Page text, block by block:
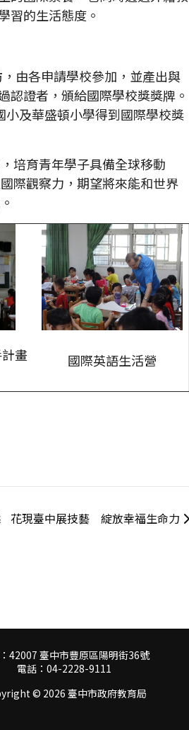
習的生活態度。
由各申請學校參加，並產出與
認證者，頒給國際學校獎獎牌。
及華盛頓小學得到國際學校獎
培育青年學子具備全球移動
際觀察力，期望將來能和世界
畫 國際英語生活營
花現臺中展技藝 綻放幸福生命力
42007 臺中市豐原區陽明街36號
電話：04-2228-9111
© 2026 臺中市政府教育局